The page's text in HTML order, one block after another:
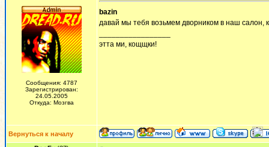
Сообщения: 4787
Зарегистрирован:
24.05.2005
Откуда: Мозгва
bazin
давай мы тебя возьмем дворником в наш салон,
этта ми, кощщки!
Вернуться к началу